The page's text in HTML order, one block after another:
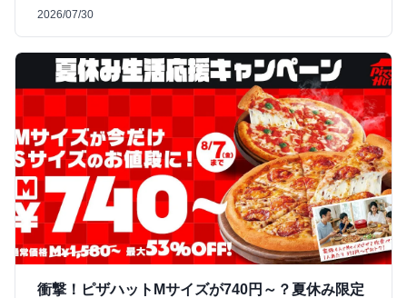
2026/07/30
衝撃！ピザハットMサイズが740円～？夏休み限定